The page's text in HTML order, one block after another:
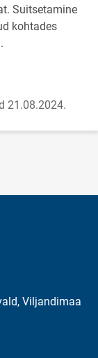
Suitsetamine
kohtades
21.08.2024.
Viljandimaa